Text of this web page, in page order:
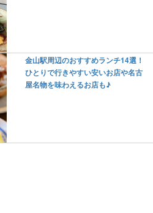
金山駅周辺のおすすめランチ14選！
ひとりで行きやすい安いお店や名古
屋名物を味わえるお店も♪